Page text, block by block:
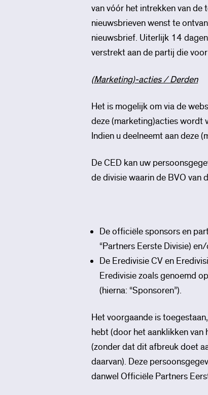
van vóór het intrekken van de
nieuwsbrieven wenst te
nieuwsbrief. Uiterlijk 14
verstrekt aan de partij die
(Marketing)-acties / Derden
Het is mogelijk om via de
deze (marketing)acties wordt
Indien u deelneemt aan deze
De CED kan uw
de divisie waarin de BVO van
De officiële sponsors en
“Partners Eerste Divisie)
De Eredivisie CV en
Eredivisie zoals genoemd op
(hierna: “Sponsoren”).
Het voorgaande is
hebt (door het aanklikken
(zonder dat dit afbreuk doet
daarvan). Deze
danwel Officiële Partners